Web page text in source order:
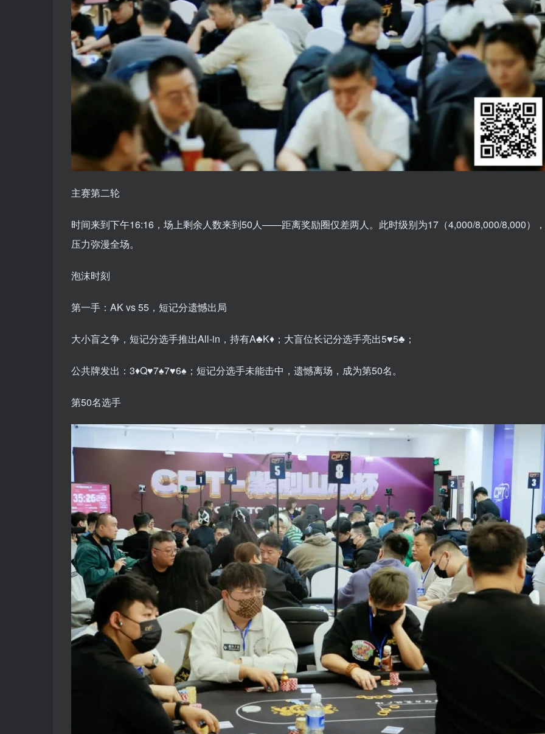
主赛第二轮
时间来到下午16:16，场上剩余人数来到50人——距离奖励圈仅差两人。此时级别为17（4,000/8,000/8,000），
压力弥漫全场。
泡沫时刻
第一手：AK vs 55，短记分遗憾出局
大小盲之争，短记分选手推出All-in，持有A♣️K♦️；大盲位长记分选手亮出5♥️5♣️；
公共牌发出：3♦️Q♥️7♠️7♥️6♠️；短记分选手未能击中，遗憾离场，成为第50名。
第50名选手